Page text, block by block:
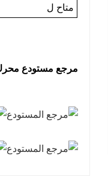
متاح ل
مرجع مستودع